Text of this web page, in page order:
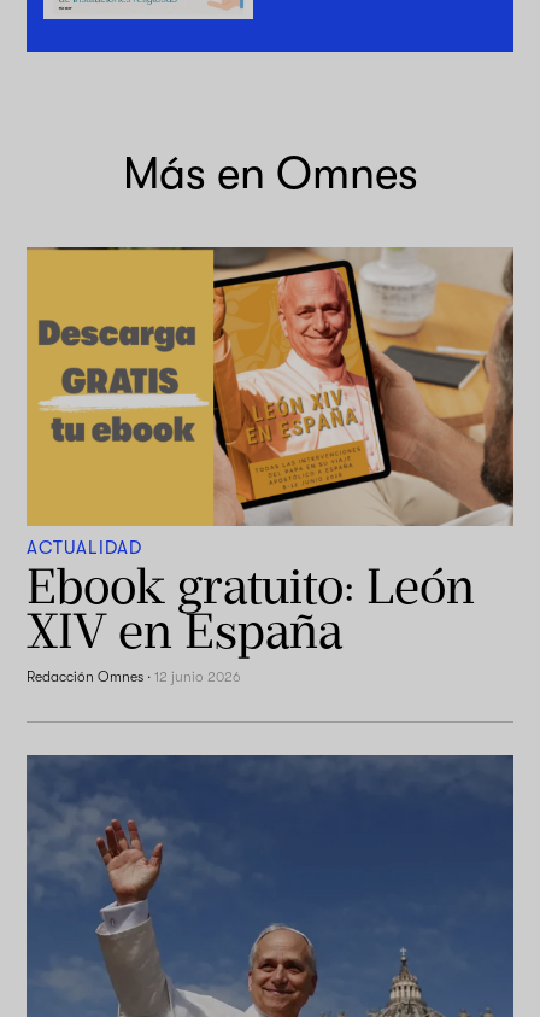
Más en Omnes
ACTUALIDAD
Ebook gratuito: León
XIV en España
Redacción Omnes ·12 junio 2026